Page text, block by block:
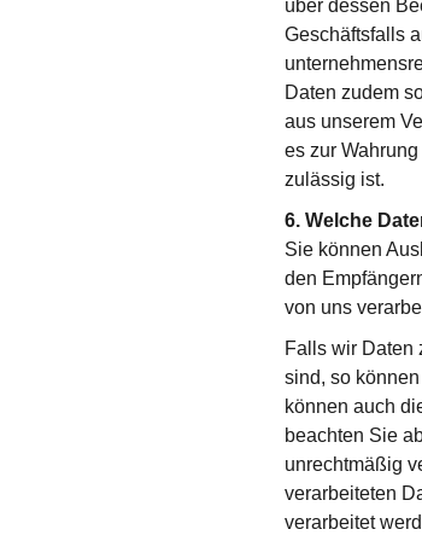
über dessen
Geschäftsfalls
Daten zudem
aus unserem
es zur
zulässig ist.
6. Welche
Sie können
den
von uns
Falls wir Daten
sind, so
können auch
beachten Sie
unrechtmäßig
verarbeiteten
verarbeitet